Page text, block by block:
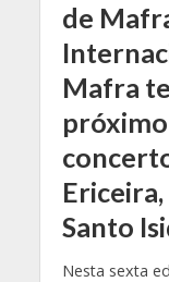
de
Mafra
Santo
Nesta sexta